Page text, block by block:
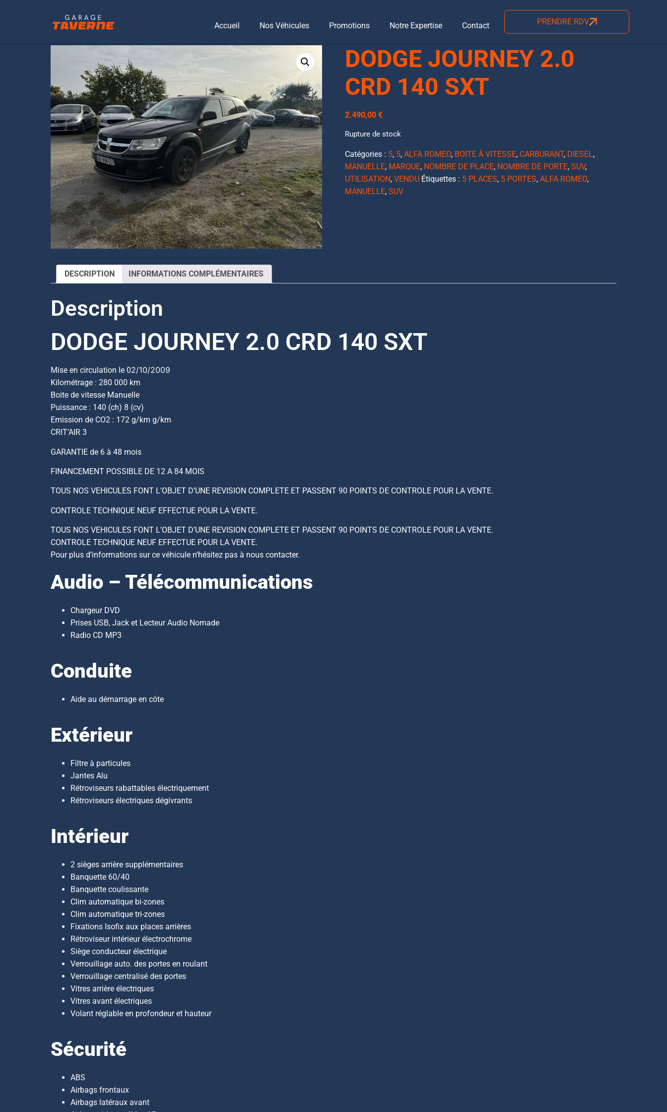
Accueil Nos Véhicules Promotions Notre Expertise Contact
PRENDRE RDV
ACCUEIL/UTILISATION / DODGE JOURNEY 2.0 CRD 140 SXT
DODGE JOURNEY 2.0
CRD 140 SXT
2.490,00 €
Rupture de stock
Catégories : 5, 5, ALFA ROMEO, BOITE À VITESSE, CARBURANT, DIESEL,
MANUELLE, MARQUE, NOMBRE DE PLACE, NOMBRE DE PORTE, SUV,
UTILISATION, VENDU Étiquettes : 5 PLACES, 5 PORTES, ALFA ROMEO,
MANUELLE, SUV
DESCRIPTION INFORMATIONS COMPLÉMENTAIRES
Description
DODGE JOURNEY 2.0 CRD 140 SXT
Mise en circulation le 02/10/2009
Kilométrage : 280 000 km
Boite de vitesse Manuelle
Puissance : 140 (ch) 8 (cv)
Emission de CO2 : 172 g/km g/km
CRIT’AIR 3
GARANTIE de 6 à 48 mois
FINANCEMENT POSSIBLE DE 12 A 84 MOIS
TOUS NOS VEHICULES FONT L’OBJET D’UNE REVISION COMPLETE ET PASSENT 90 POINTS DE CONTROLE POUR LA VENTE.
CONTROLE TECHNIQUE NEUF EFFECTUE POUR LA VENTE.
TOUS NOS VEHICULES FONT L’OBJET D’UNE REVISION COMPLETE ET PASSENT 90 POINTS DE CONTROLE POUR LA VENTE.
CONTROLE TECHNIQUE NEUF EFFECTUE POUR LA VENTE.
Pour plus d’informations sur ce véhicule n’hésitez pas à nous contacter.
Audio – Télécommunications
Chargeur DVD
Prises USB, Jack et Lecteur Audio Nomade
Radio CD MP3
Conduite
Aide au démarrage en côte
Extérieur
Filtre à particules
Jantes Alu
Rétroviseurs rabattables électriquement
Rétroviseurs électriques dégivrants
Intérieur
2 sièges arrière supplémentaires
Banquette 60/40
Banquette coulissante
Clim automatique bi-zones
Clim automatique tri-zones
Fixations Isofix aux places arrières
Rétroviseur intérieur électrochrome
Siège conducteur électrique
Verrouillage auto. des portes en roulant
Verrouillage centralisé des portes
Vitres arrière électriques
Vitres avant électriques
Volant réglable en profondeur et hauteur
Sécurité
ABS
Airbags frontaux
Airbags latéraux avant